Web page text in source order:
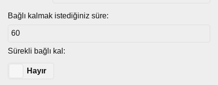
Bağlı kalmak istediğiniz süre:
Sürekli bağlı kal:
Hayır